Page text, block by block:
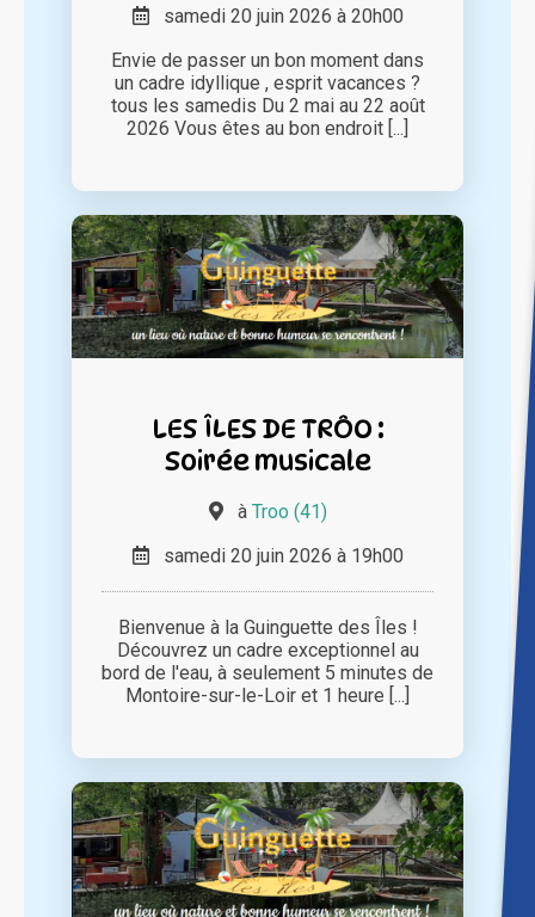
samedi 20 juin 2026 à 20h00
Envie de passer un bon moment dans
un cadre idyllique , esprit vacances ?
tous les samedis Du 2 mai au 22 août
2026 Vous êtes au bon endroit [...]
LES ÎLES DE TRÔO :
Soirée musicale
à Troo (41)
samedi 20 juin 2026 à 19h00
Bienvenue à la Guinguette des Îles !
Découvrez un cadre exceptionnel au
bord de l'eau, à seulement 5 minutes de
Montoire-sur-le-Loir et 1 heure [...]